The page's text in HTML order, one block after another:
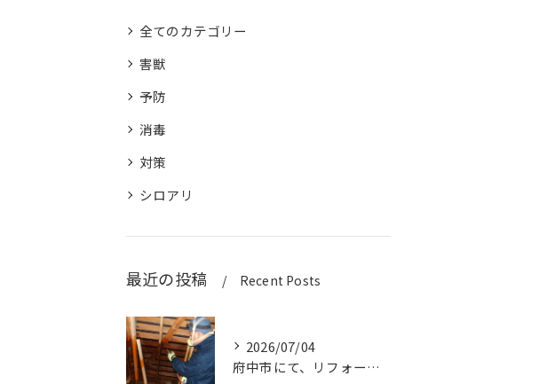
全てのカテゴリー
害獣
予防
消毒
対策
シロアリ
最近の投稿 Recent Posts
2026/07/04
府中市にて、リフォーム中の建物でダシロアリ消毒作業を行いまし...